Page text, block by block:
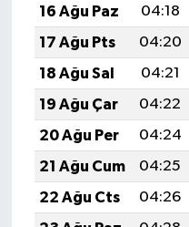
16 Ağu Paz
04:18
17 Ağu Pts
04:20
18 Ağu Sal
04:21
19 Ağu Çar
04:22
20 Ağu Per
04:24
21 Ağu Cum
04:25
22 Ağu Cts
04:26